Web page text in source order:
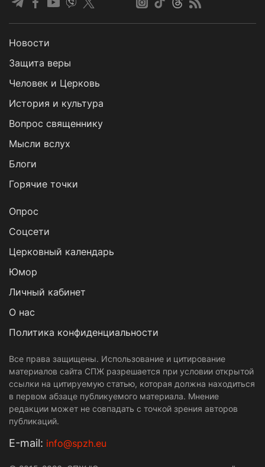
Новости
Защита веры
Человек и Церковь
История и культура
Вопрос священнику
Мысли вслух
Блоги
Горячие точки
Опрос
Cоцсети
Церковный календарь
Юмор
Личный кабинет
О нас
Политика конфиденциальности
Все права защищены. Использование и цитирование
материалов сайта СПЖ разрешается при условии открытой
ссылки на цитируемую статью, которая должна находиться
в первом абзаце публикуемого материала. Мнение
редакции может не совпадать с точкой зрения авторов
публикаций.
Е-mail: info@spzh.eu